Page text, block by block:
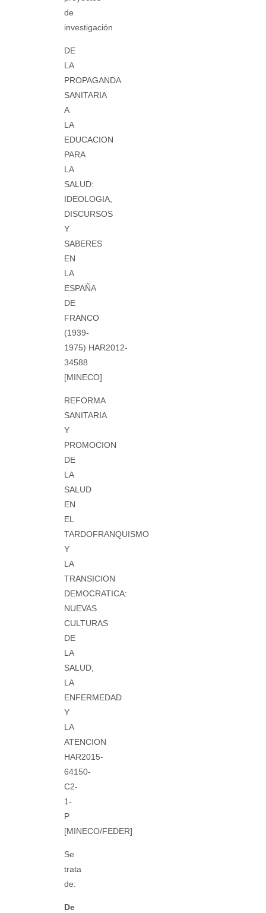
de
investigación
DE
LA
PROPAGANDA
SANITARIA
A
LA
EDUCACION
PARA
LA
SALUD:
IDEOLOGIA,
DISCURSOS
Y
SABERES
EN
LA
ESPAÑA
DE
FRANCO
(1939-
1975) HAR2012-
34588
[MINECO]
REFORMA
SANITARIA
Y
PROMOCION
DE
LA
SALUD
EN
EL
TARDOFRANQUISMO
Y
LA
TRANSICION
DEMOCRATICA:
NUEVAS
CULTURAS
DE
LA
SALUD,
LA
ENFERMEDAD
Y
LA
ATENCION
HAR2015-
64150-
C2-
1-
P
[MINECO/FEDER]
Se
trata
de:
De